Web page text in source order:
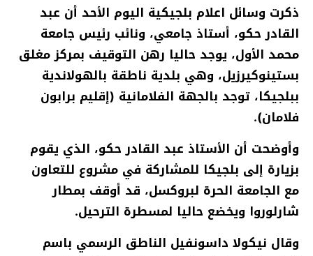
ذكرت وسائل اعلام بلجيكية اليوم الأحد أن عبد
القادر حكو، أستاذ جامعي، ونائب رئيس جامعة
محمد الأول، يوجد حاليا رهن التوقيف بمركز مغلق
بستينوكيرزيل، وهي بلدية ناطقة بالهولاندية
ببلجيكا، توجد بالجهة الفلامانية (إقليم برابون
فلامان).
وأوضحت أن الأستاذ عبد القادر حكو، الذي يقوم
بزيارة إلى بلجيكا للمشاركة في مشروع للتعاون
مع الجامعة الحرة لبروكسل، قد أوقف بمطار
شارلوروا ويخضع حاليا لمسطرة الترحيل.
وقال نيكولا داسونفيل الناطق الرسمي باسم